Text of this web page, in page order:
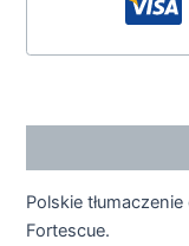
Polskie tłumaczenie
Fortescue.